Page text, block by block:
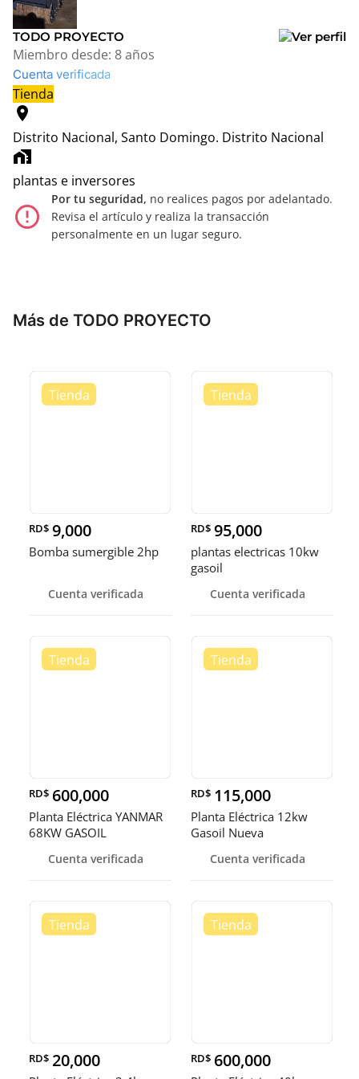
TODO PROYECTO
Miembro desde: 8 años
Cuenta verificada
Tienda
location_on
Distrito Nacional, Santo Domingo. Distrito Nacional
home_work
plantas e inversores
error_outline
Por tu seguridad, no realices pagos por adelantado.
Revisa el artículo y realiza la transacción
personalmente en un lugar seguro.
Más de TODO PROYECTO
RD$ 9,000
Bomba sumergible 2hp
Cuenta verificada
RD$ 95,000
plantas electricas 10kw
gasoil
Cuenta verificada
RD$ 600,000
Planta Eléctrica YANMAR
68KW GASOIL
Cuenta verificada
RD$ 115,000
Planta Eléctrica 12kw
Gasoil Nueva
Cuenta verificada
RD$ 20,000 RD$ 600,000